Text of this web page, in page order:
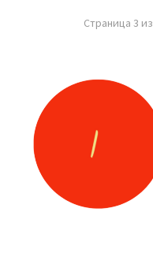
Страница 3